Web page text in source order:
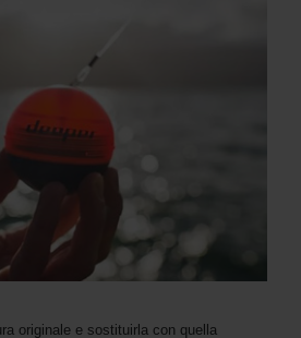
originale e sostituirla con quella